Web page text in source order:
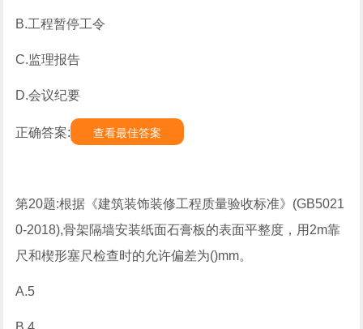
B.工程暂停工令
C.监理报告
D.会议纪要
正确答案: 查看最佳答案
第20题:根据《建筑装饰装修工程质量验收标准》(GB5021
0-2018),骨架隔墙安装纸面石膏板的表面平整度，用2m靠
尺和楔形塞尺检查时的允许偏差为()mm。
A.5